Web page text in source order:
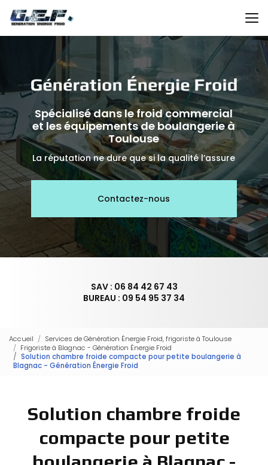
au
contenu
principal
Spécialisé dans le froid commercial
et les équipements de boulangerie à
Toulouse
La réputation ne dure que si la qualité l’assure
Contactez-nous
SAV : 06 84 42 67 43
BUREAU : 09 54 95 37 34
Accueil
Services de Génération Énergie Froid, frigoriste à Toulouse
Frigoriste à Blagnac - Génération Énergie Froid
Solution chambre froide compacte pour petite boulangerie à
Blagnac - Génération Énergie Froid
Solution chambre froide
compacte pour petite